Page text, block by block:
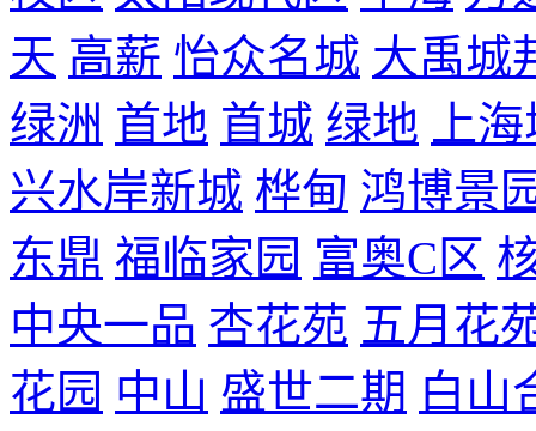
天 高薪 怡众名城 大禹城
绿洲 首地 首城 绿地
上
兴水岸新城 桦甸 鸿博景
东鼎 福临家园 富奥C区
中央一品 杏花苑 五月花
花园 中山 盛世二期 白山